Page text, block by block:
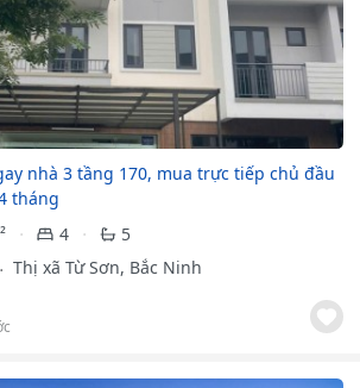
nhà 3 tầng 170, mua trực tiếp chủ đầu
tháng
4
5
Thị xã Từ Sơn, Bắc Ninh